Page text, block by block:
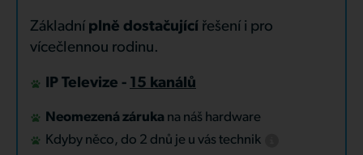
Základní plně dostačující řešení i pro
vícečlennou rodinu.
IP Televize - 15 kanálů
Neomezená záruka na náš hardware
Kdyby něco, do 2 dnů je u vás technik